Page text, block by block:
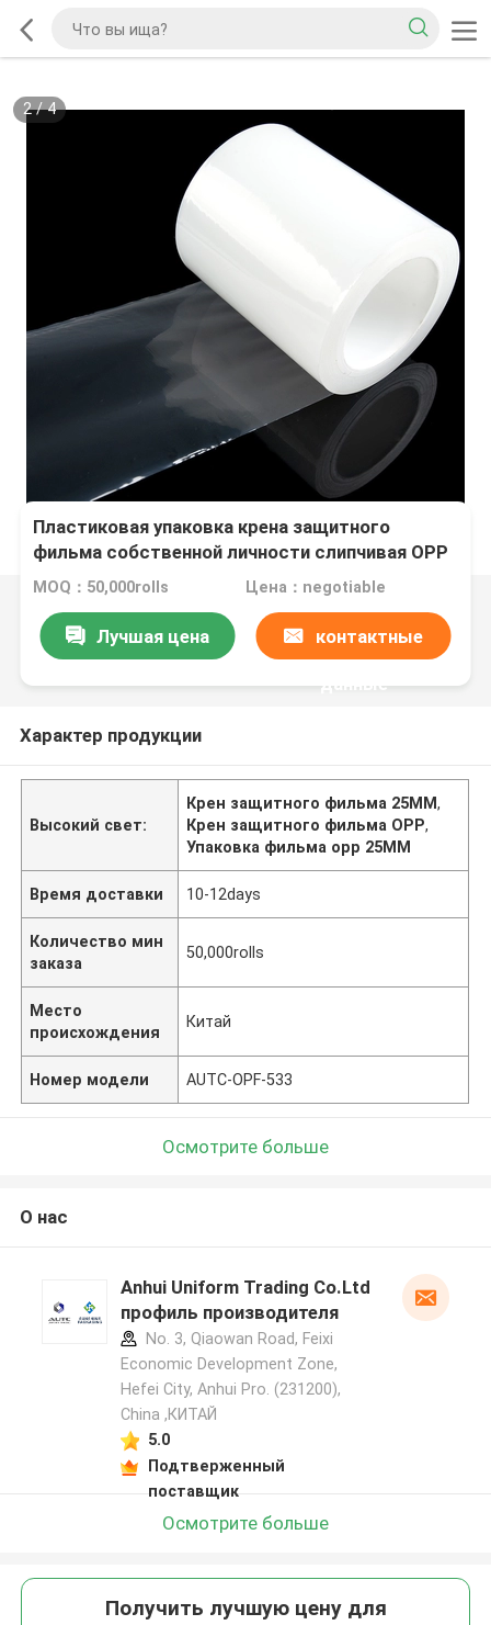
2/4
Пластиковая упаковка крена защитного
фильма собственной личности слипчивая OPP
25MM прозрачная ясная
MOQ：50,000rolls Цена：negotiable
Лучшая цена контактные
данные
Характер продукции
Высокий свет:
Крен защитного фильма 25MM,
Крен защитного фильма OPP,
Упаковка фильма opp 25MM
Время доставки 10-12days
Количество мин
заказа
50,000rolls
Место
происхождения
Китай
Номер модели AUTC-OPF-533
Осмотрите больше
О нас
Anhui Uniform Trading Co.Ltd
профиль производителя
No. 3, Qiaowan Road, Feixi
Economic Development Zone,
Hefei City, Anhui Pro. (231200),
China ,КИТАЙ
5.0
Подтверженный
поставщик
Осмотрите больше
Получить лучшую цену для